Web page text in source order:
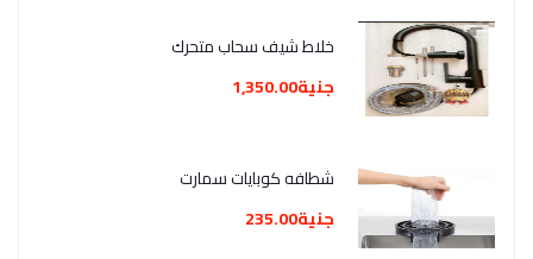
خلاط شيف سحاب متحرك
جنية1,350.00
شطافه كوبايات سمارت
جنية235.00